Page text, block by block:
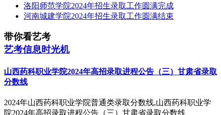
洛阳师范学院2024年招生录取工作圆满完成
河南城建学院2024年招生录取工作圆满结束
带你看艺考
艺考信息时光机
山西药科职业学院2024年高招录取进程公告（三）甘肃省录取
分数线
2024年山西药科职业学院普通类录取分数线,山西药科职业学
院2024年高招录取进程公告（三）甘肃省录取分数线